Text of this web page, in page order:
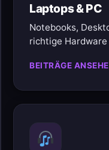
Laptops & PC
Notebooks,
richtige
BEITRÄGE